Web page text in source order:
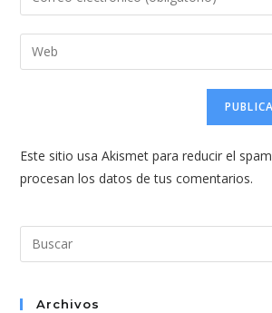
de
usuario
tu
dirección
de
comentar
Introduce
la
web
(opcional)
Este sitio usa Akismet para reducir el
procesan los datos de tus comentarios.
Archivos